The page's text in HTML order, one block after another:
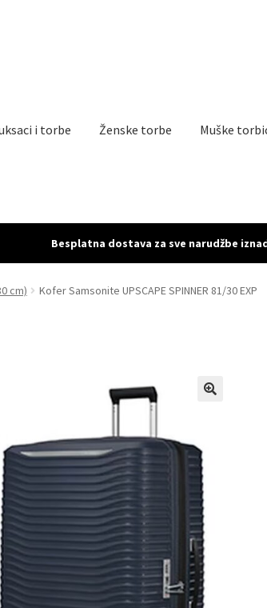
i torbe Ženske torbe Muške
proizvodaMy account Sample PageShop
Besplatna dostava za sve narudžbe
cm) Kofer Samsonite UPSCAPE SPINNER 81/30 EXP